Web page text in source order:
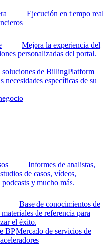
Ejecución en tiempo real
Mejora la experiencia del
personalizadas del portal.
soluciones de BillingPlatform
necesidades específicas de su
Informes de analistas,
de casos, vídeos,
y mucho más.
Base de conocimientos de
de referencia para
el éxito.
BPMercado de servicios de